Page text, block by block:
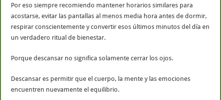
Por eso siempre recomiendo mantener horarios similares para
acostarse, evitar las pantallas al menos media hora antes de dormir,
respirar conscientemente y convertir esos últimos minutos del día en
un verdadero ritual de bienestar.
Porque descansar no significa solamente cerrar los ojos.
Descansar es permitir que el cuerpo, la mente y las emociones
encuentren nuevamente el equilibrio.